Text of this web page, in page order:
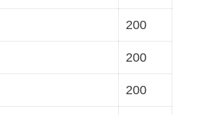
200
200
200